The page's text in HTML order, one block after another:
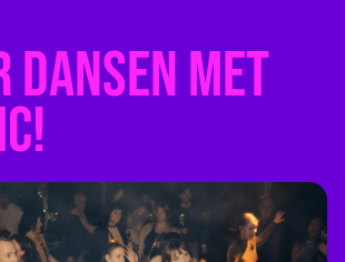
dansen met